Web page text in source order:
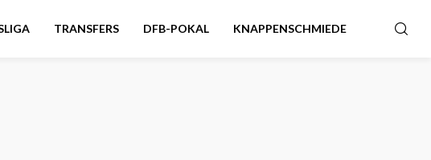
TRANSFERS DFB-POKAL KNAPPENSCHMIEDE